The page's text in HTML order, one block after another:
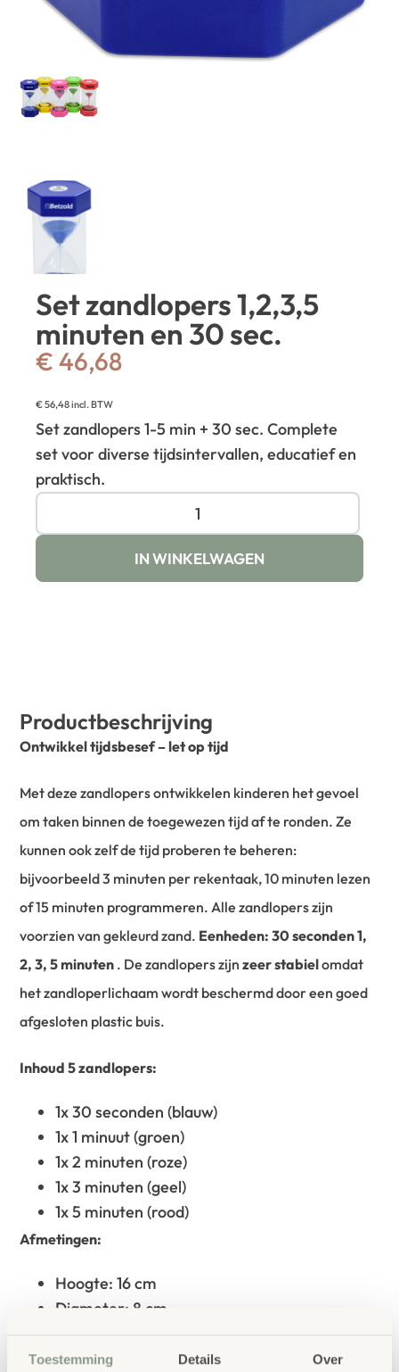
Toestemming Details Over
Set zandlopers 1,2,3,5
minuten en 30 sec.
€ 46,68
€56,48incl. BTW
Set zandlopers 1-5 min + 30 sec. Complete
set voor diverse tijdsintervallen, educatief en
praktisch.
IN WINKELWAGEN
Productbeschrijving
Ontwikkel tijdsbesef – let op tijd
Met deze zandlopers ontwikkelen kinderen het gevoel
om taken binnen de toegewezen tijd af te ronden. Ze
kunnen ook zelf de tijd proberen te beheren:
bijvoorbeeld 3 minuten per rekentaak, 10 minuten lezen
of 15 minuten programmeren. Alle zandlopers zijn
voorzien van gekleurd zand. Eenheden: 30 seconden 1,
2, 3, 5 minuten . De zandlopers zijnzeer stabielomdat
het zandloperlichaam wordt beschermd door een goed
afgesloten plastic buis.
Inhoud 5 zandlopers:
1x 30 seconden (blauw)
1x 1 minuut (groen)
1x 2 minuten (roze)
1x 3 minuten (geel)
1x 5 minuten (rood)
Afmetingen:
Hoogte: 16 cm
Diameter: 8 cm
Totaal gewicht (netto): 900g